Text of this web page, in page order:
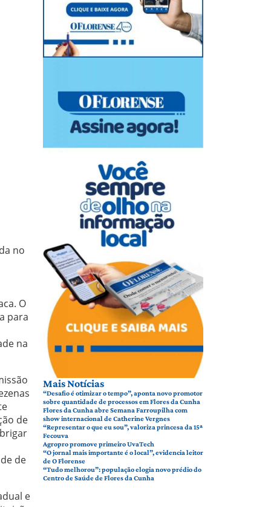
no
O
para
na
de
de
e
Mais Notícias
“Desafio é otimizar o tempo”, aponta novo promotor
sobre quantidade de processos em Flores da Cunha
Flores da Cunha abre Semana Farroupilha com
show internacional de Catherine Vergnes
“Representar o que eu sou”, valoriza princesa da 15ª
Fecouva
Agropro promove primeiro UvaTech
“O jornal mais importante é o local”, evidencia leitor
de O Florense
“Tudo melhorou”: população elogia novo prédio do
Centro de Saúde de Flores da Cunha